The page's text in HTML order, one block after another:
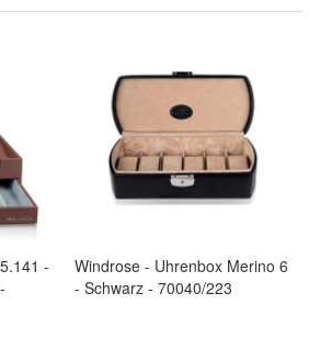
-
Windrose - Uhrenbox Merino 6
- Schwarz - 70040/223